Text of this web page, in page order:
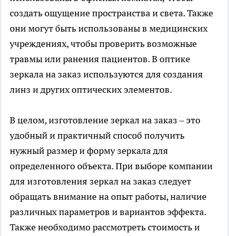
создать ощущение пространства и света. Также
они могут быть использованы в медицинских
учреждениях, чтобы проверить возможные
травмы или ранения пациентов. В оптике
зеркала на заказ используются для создания
линз и других оптических элементов.
В целом, изготовление зеркал на заказ – это
удобный и практичный способ получить
нужный размер и форму зеркала для
определенного объекта. При выборе компании
для изготовления зеркал на заказ следует
обращать внимание на опыт работы, наличие
различных параметров и вариантов эффекта.
Также необходимо рассмотреть стоимость и